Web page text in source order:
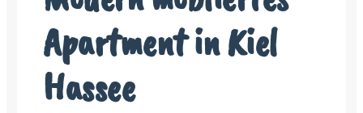
Apartment in Kiel
Hassee